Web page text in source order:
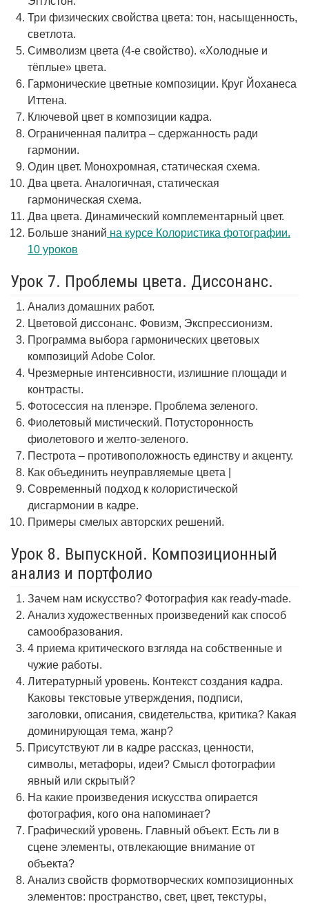
Три физических свойства цвета: тон, насыщенность,
светлота.
Символизм цвета (4-е свойство). «Холодные и
тёплые» цвета.
Гармонические цветные композиции. Круг Йоханеса
Иттена.
Ключевой цвет в композиции кадра.
Ограниченная палитра – сдержанность ради
гармонии.
Один цвет. Монохромная, статическая схема.
Два цвета. Аналогичная, статическая
гармоническая схема.
Два цвета. Динамический комплементарный цвет.
Больше знаний на курсе Колористика фотографии.
10 уроков
Урок 7. Проблемы цвета. Диссонанс.
Анализ домашних работ.
Цветовой диссонанс. Фовизм, Экспрессионизм.
Программа выбора гармонических цветовых
композиций Adobe Color.
Чрезмерные интенсивности, излишние площади и
контрасты.
Фотосессия на пленэре. Проблема зеленого.
Фиолетовый мистический. Потусторонность
фиолетового и желто-зеленого.
Пестрота – противоположность единству и акценту.
Как объединить неуправляемые цвета |
Современный подход к колористической
дисгармонии в кадре.
Примеры смелых авторских решений.
Урок 8. Выпускной. Композиционный
анализ и портфолио
Зачем нам искусство? Фотография как ready-made.
Анализ художественных произведений как способ
самообразования.
4 приема критического взгляда на собственные и
чужие работы.
Литературный уровень. Контекст создания кадра.
Каковы текстовые утверждения, подписи,
заголовки, описания, свидетельства, критика? Какая
доминирующая тема, жанр?
Присутствуют ли в кадре рассказ, ценности,
символы, метафоры, идеи? Смысл фотографии
явный или скрытый?
На какие произведения искусства опирается
фотография, кого она напоминает?
Графический уровень. Главный объект. Есть ли в
сцене элементы, отвлекающие внимание от
объекта?
Анализ свойств формотворческих композиционных
элементов: пространство, свет, цвет, текстуры,